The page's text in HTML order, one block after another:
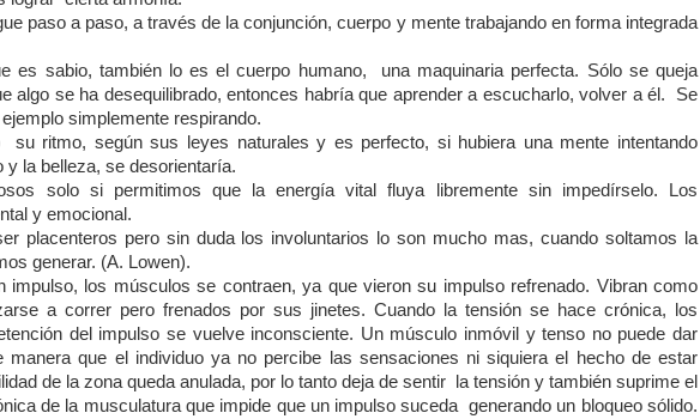
paso a paso, a través de la conjunción, cuerpo y mente trabajando en forma integrada
es sabio, también lo es el cuerpo humano, una maquinaria perfecta. Sólo se queja
algo se ha desequilibrado, entonces habría que aprender a escucharlo, volver a él. Se
simplemente respirando.
su ritmo, según sus leyes naturales y es perfecto, si hubiera una mente intentando
la belleza, se desorientaría.
solo si permitimos que la energía vital fluya libremente sin impedírselo. Los
y emocional.
placenteros pero sin duda los involuntarios lo son mucho mas, cuando soltamos la
generar. (A. Lowen).
impulso, los músculos se contraen, ya que vieron su impulso refrenado. Vibran como
a correr pero frenados por sus jinetes. Cuando la tensión se hace crónica, los
del impulso se vuelve inconsciente. Un músculo inmóvil y tenso no puede dar
manera que el individuo ya no percibe las sensaciones ni siquiera el hecho de estar
de la zona queda anulada, por lo tanto deja de sentir la tensión y también suprime el
de la musculatura que impide que un impulso suceda generando un bloqueo sólido.